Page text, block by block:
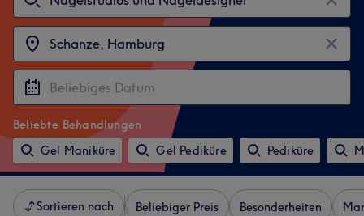
Beliebte Behandlungen
Gel Maniküre
Gel Pediküre Pediküre
Sortieren nach Beliebiger Preis Besonderheiten